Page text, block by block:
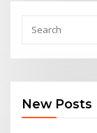
New Posts